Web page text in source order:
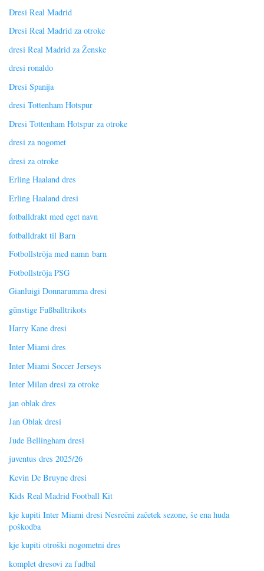
Dresi Real Madrid
Dresi Real Madrid za otroke
dresi Real Madrid za Ženske
dresi ronaldo
Dresi Španija
dresi Tottenham Hotspur
Dresi Tottenham Hotspur za otroke
dresi za nogomet
dresi za otroke
Erling Haaland dres
Erling Haaland dresi
fotballdrakt med eget navn
fotballdrakt til Barn
Fotbollströja med namn barn
Fotbollströja PSG
Gianluigi Donnarumma dresi
günstige Fußballtrikots
Harry Kane dresi
Inter Miami dres
Inter Miami Soccer Jerseys
Inter Milan dresi za otroke
jan oblak dres
Jan Oblak dresi
Jude Bellingham dresi
juventus dres 2025/26
Kevin De Bruyne dresi
Kids Real Madrid Football Kit
kje kupiti Inter Miami dresi Nesrečni začetek sezone, še ena huda
poškodba
kje kupiti otroški nogometni dres
komplet dresovi za fudbal